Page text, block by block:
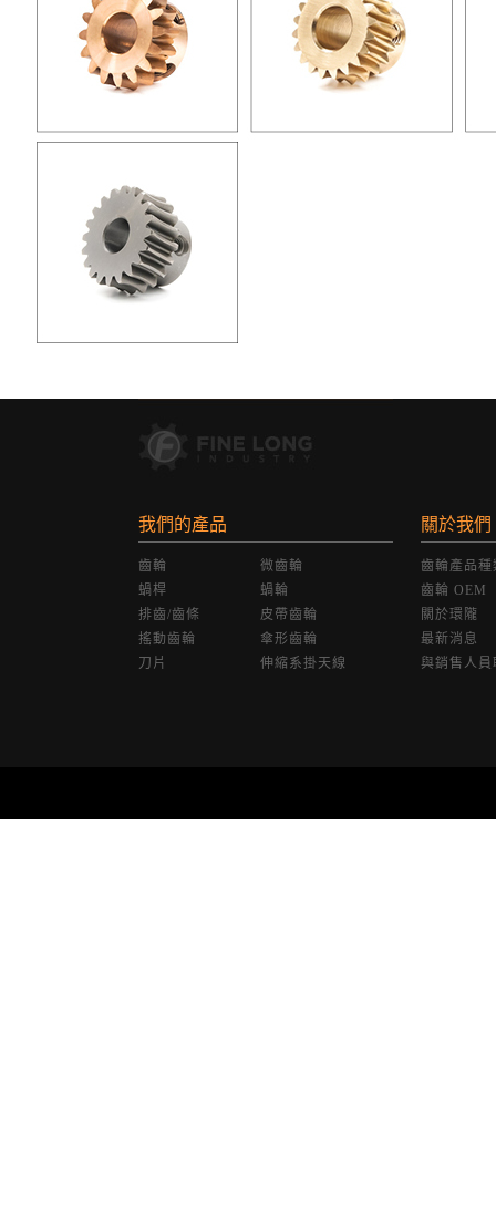
我們的產品
齒輪
微齒輪
蝸桿
蝸輪
排齒/齒條
皮帶齒輪
搖動齒輪
傘形齒輪
刀片
伸縮系掛天線
關於我們
齒輪產品種
齒輪 OEM
關於環隴
最新消息
與銷售人員